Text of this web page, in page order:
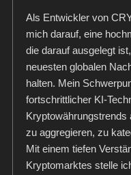
Als Entwickler von
mich darauf, eine
die darauf ausgelegt
neuesten globalen
halten. Mein
fortschrittlicher KI-
zu aggregieren, zu
Mit einem tiefen
Kryptomarktes stelle